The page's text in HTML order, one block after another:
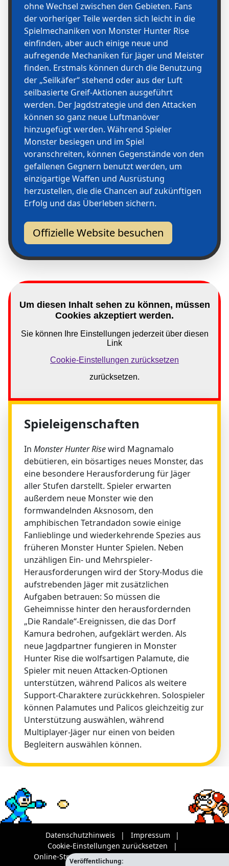
ohne Wechsel zwischen den Gebieten. Fans
der vorheriger Teile werden sich leicht in die
Spielmechaniken von Monster Hunter Rise
einfinden, aber auch einige neue und
aufregende Mechaniken für Jäger und Meister
finden. Erstmals können durch die Benutzung
der „Seilkäfer“ stehend oder aus der Luft
seilbasierte Greif-Aktionen ausgeführt
werden. Der Jagdstrategie und den Attacken
können so ganz neue Luftmanöver
hinzugefügt werden. Während Spieler
Monster besiegen und im Spiel
voranschreiten, können Gegenstände von den
gefallenen Gegnern benutzt werden, um
einzigartige Waffen und Ausrüstung
herzustellen, die die Chancen auf zukünftigen
Erfolg und das Überleben sichern.
Offizielle Website besuchen
Spieleigenschaften
In Monster Hunter Risewird Magnamalo
debütieren, ein bösartiges neues Monster, das
eine besondere Herausforderung für Jäger
aller Stufen darstellt. Spieler erwarten
außerdem neue Monster wie den
formwandelnden Aksnosom, den
amphibischen Tetrandadon sowie einige
Fanlieblinge und wiederkehrende Spezies aus
früheren Monster Hunter Spielen. Neben
unzähligen Ein- und Mehrspieler-
Herausforderungen wird der Story-Modus die
aufstrebenden Jäger mit zusätzlichen
Aufgaben betrauen: So müssen die
Geheimnisse hinter den herausfordernden
„Die Randale“-Ereignissen, die das Dorf
Kamura bedrohen, aufgeklärt werden. Als
neue Jagdpartner fungieren in Monster
Hunter Rise die wolfsartigen Palamute, die
Spieler mit neuen Attacken-Optionen
unterstützen, während Palicos als weitere
Support-Charaktere zurückkehren. Solospieler
können Palamutes und Palicos gleichzeitig zur
Unterstützung auswählen, während
Multiplayer-Jäger nur einen von beiden
Begleitern auswählen können.
Datenschutzhinweis
Impressum
Cookie-Einstellungen zurücksetzen
Online-Streitbeilegung
Video Richtlinie
Veröffentlichung: